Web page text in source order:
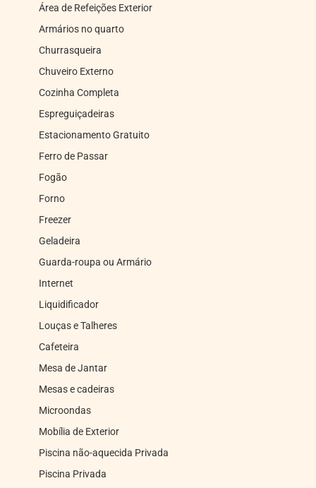
Área de Refeições Exterior
Armários no quarto
Churrasqueira
Chuveiro Externo
Cozinha Completa
Espreguiçadeiras
Estacionamento Gratuito
Ferro de Passar
Fogão
Forno
Freezer
Geladeira
Guarda-roupa ou Armário
Internet
Liquidificador
Louças e Talheres
Cafeteira
Mesa de Jantar
Mesas e cadeiras
Microondas
Mobília de Exterior
Piscina não-aquecida Privada
Piscina Privada